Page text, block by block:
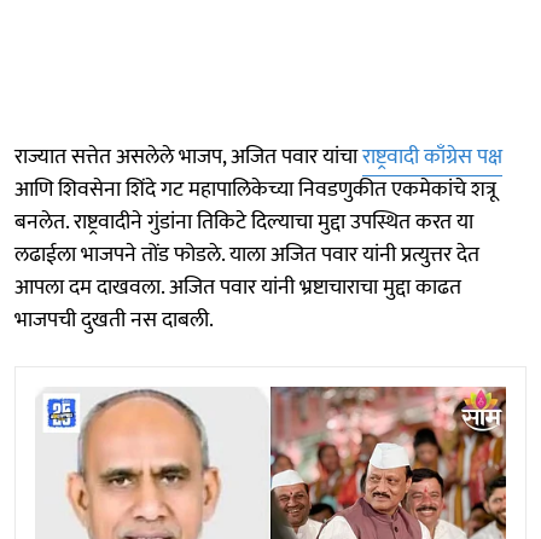
राज्यात सत्तेत असलेले भाजप, अजित पवार यांचाराष्ट्रवादी काँग्रेस पक्ष
आणि शिवसेना शिंदे गट महापालिकेच्या निवडणुकीत एकमेकांचे शत्रू
बनलेत. राष्ट्रवादीने गुंडांना तिकिटे दिल्याचा मुद्दा उपस्थित करत या
लढाईला भाजपने तोंड फोडले. याला अजित पवार यांनी प्रत्युत्तर देत
आपला दम दाखवला. अजित पवार यांनी भ्रष्टाचाराचा मुद्दा काढत
भाजपची दुखती नस दाबली.